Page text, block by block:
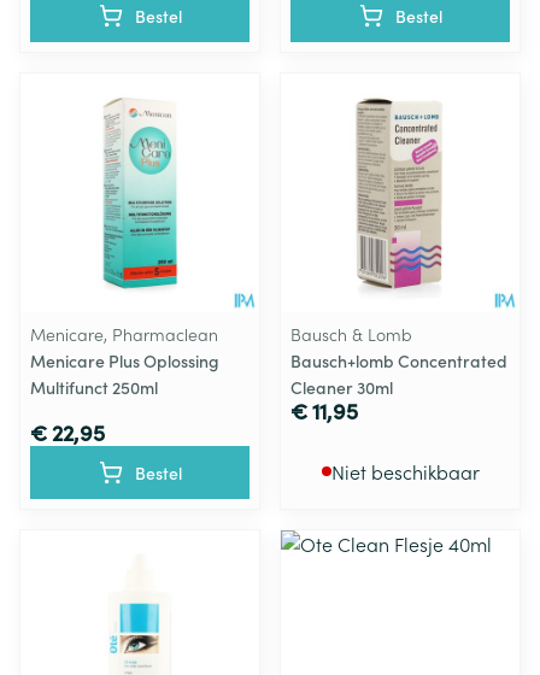
Bestel Bestel
Menicare, Pharmaclean
Menicare Plus Oplossing
Multifunct 250ml
€ 22,95
Bestel
Bausch & Lomb
Bausch+lomb Concentrated
Cleaner 30ml
€ 11,95
Niet beschikbaar